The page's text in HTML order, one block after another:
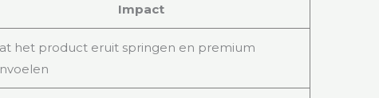
Impact
het product eruit springen en premium